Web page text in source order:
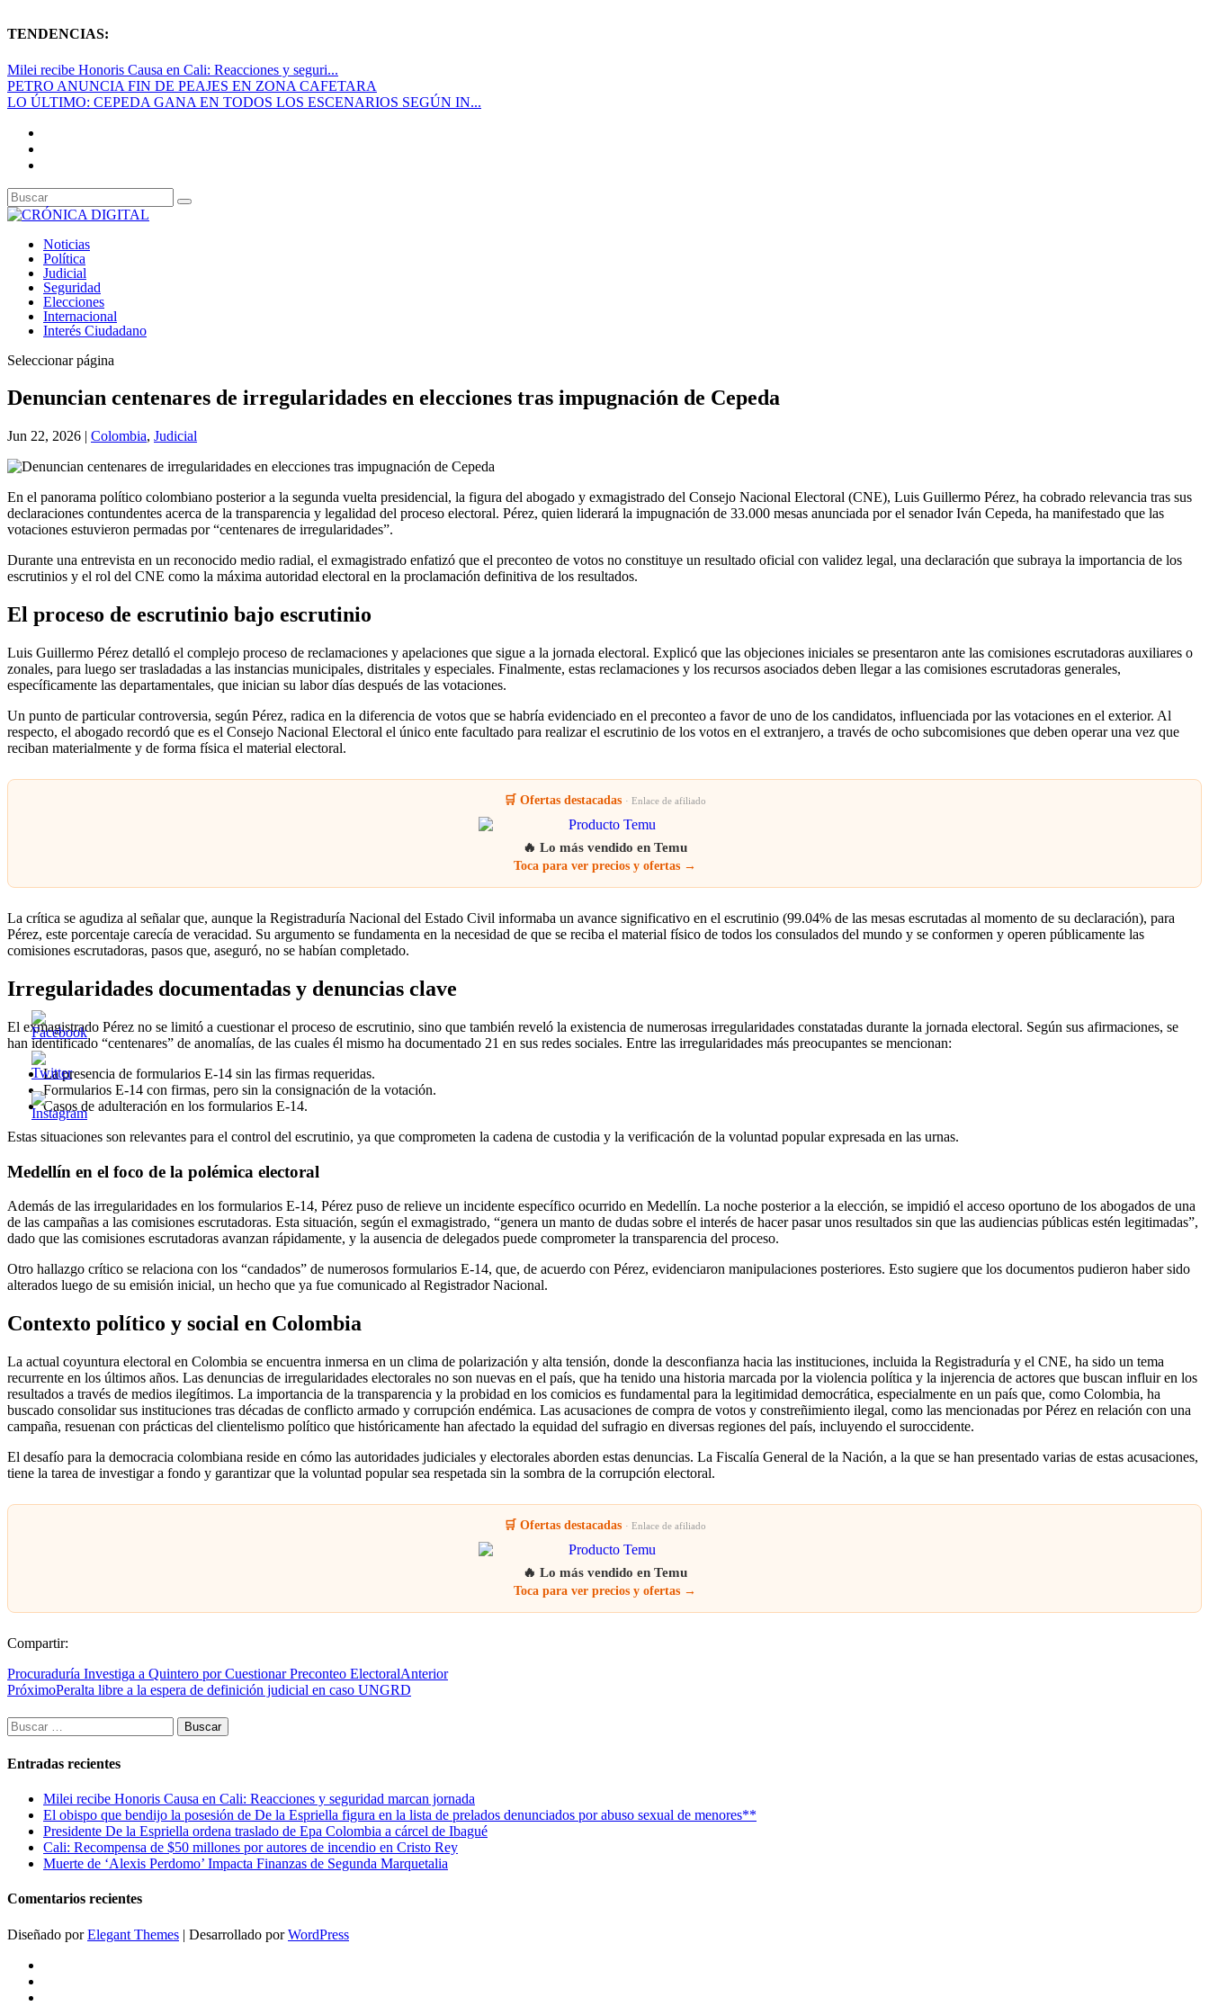
TENDENCIAS:
Milei recibe Honoris Causa en Cali: Reacciones y seguri...
PETRO ANUNCIA FIN DE PEAJES EN ZONA CAFETARA
LO ÚLTIMO: CEPEDA GANA EN TODOS LOS ESCENARIOS SEGÚN IN...
Noticias
Política
Judicial
Seguridad
Elecciones
Internacional
Interés Ciudadano
Seleccionar página
Denuncian centenares de irregularidades en elecciones tras impugnación de Cepeda
Jun 22, 2026 | Colombia, Judicial
En el panorama político colombiano posterior a la segunda vuelta presidencial, la figura del abogado y exmagistrado del Consejo Nacional Electoral (CNE), Luis Guillermo Pérez, ha cobrado relevancia tras sus
declaraciones contundentes acerca de la transparencia y legalidad del proceso electoral. Pérez, quien liderará la impugnación de 33.000 mesas anunciada por el senador Iván Cepeda, ha manifestado que las
votaciones estuvieron permadas por “centenares de irregularidades”.
Durante una entrevista en un reconocido medio radial, el exmagistrado enfatizó que el preconteo de votos no constituye un resultado oficial con validez legal, una declaración que subraya la importancia de los
escrutinios y el rol del CNE como la máxima autoridad electoral en la proclamación definitiva de los resultados.
El proceso de escrutinio bajo escrutinio
Luis Guillermo Pérez detalló el complejo proceso de reclamaciones y apelaciones que sigue a la jornada electoral. Explicó que las objeciones iniciales se presentaron ante las comisiones escrutadoras auxiliares o
zonales, para luego ser trasladadas a las instancias municipales, distritales y especiales. Finalmente, estas reclamaciones y los recursos asociados deben llegar a las comisiones escrutadoras generales,
específicamente las departamentales, que inician su labor días después de las votaciones.
Un punto de particular controversia, según Pérez, radica en la diferencia de votos que se habría evidenciado en el preconteo a favor de uno de los candidatos, influenciada por las votaciones en el exterior. Al
respecto, el abogado recordó que es el Consejo Nacional Electoral el único ente facultado para realizar el escrutinio de los votos en el extranjero, a través de ocho subcomisiones que deben operar una vez que
reciban materialmente y de forma física el material electoral.
🛒 Ofertas destacadas · Enlace de afiliado
🔥 Lo más vendido en Temu
Toca para ver precios y ofertas →
La crítica se agudiza al señalar que, aunque la Registraduría Nacional del Estado Civil informaba un avance significativo en el escrutinio (99.04% de las mesas escrutadas al momento de su declaración), para
Pérez, este porcentaje carecía de veracidad. Su argumento se fundamenta en la necesidad de que se reciba el material físico de todos los consulados del mundo y se conformen y operen públicamente las
comisiones escrutadoras, pasos que, aseguró, no se habían completado.
Irregularidades documentadas y denuncias clave
El exmagistrado Pérez no se limitó a cuestionar el proceso de escrutinio, sino que también reveló la existencia de numerosas irregularidades constatadas durante la jornada electoral. Según sus afirmaciones, se
han identificado “centenares” de anomalías, de las cuales él mismo ha documentado 21 en sus redes sociales. Entre las irregularidades más preocupantes se mencionan:
La presencia de formularios E-14 sin las firmas requeridas.
Formularios E-14 con firmas, pero sin la consignación de la votación.
Casos de adulteración en los formularios E-14.
Estas situaciones son relevantes para el control del escrutinio, ya que comprometen la cadena de custodia y la verificación de la voluntad popular expresada en las urnas.
Medellín en el foco de la polémica electoral
Además de las irregularidades en los formularios E-14, Pérez puso de relieve un incidente específico ocurrido en Medellín. La noche posterior a la elección, se impidió el acceso oportuno de los abogados de una
de las campañas a las comisiones escrutadoras. Esta situación, según el exmagistrado, “genera un manto de dudas sobre el interés de hacer pasar unos resultados sin que las audiencias públicas estén legitimadas”,
dado que las comisiones escrutadoras avanzan rápidamente, y la ausencia de delegados puede comprometer la transparencia del proceso.
Otro hallazgo crítico se relaciona con los “candados” de numerosos formularios E-14, que, de acuerdo con Pérez, evidenciaron manipulaciones posteriores. Esto sugiere que los documentos pudieron haber sido
alterados luego de su emisión inicial, un hecho que ya fue comunicado al Registrador Nacional.
Contexto político y social en Colombia
La actual coyuntura electoral en Colombia se encuentra inmersa en un clima de polarización y alta tensión, donde la desconfianza hacia las instituciones, incluida la Registraduría y el CNE, ha sido un tema
recurrente en los últimos años. Las denuncias de irregularidades electorales no son nuevas en el país, que ha tenido una historia marcada por la violencia política y la injerencia de actores que buscan influir en los
resultados a través de medios ilegítimos. La importancia de la transparencia y la probidad en los comicios es fundamental para la legitimidad democrática, especialmente en un país que, como Colombia, ha
buscado consolidar sus instituciones tras décadas de conflicto armado y corrupción endémica. Las acusaciones de compra de votos y constreñimiento ilegal, como las mencionadas por Pérez en relación con una
campaña, resuenan con prácticas del clientelismo político que históricamente han afectado la equidad del sufragio en diversas regiones del país, incluyendo el suroccidente.
El desafío para la democracia colombiana reside en cómo las autoridades judiciales y electorales aborden estas denuncias. La Fiscalía General de la Nación, a la que se han presentado varias de estas acusaciones,
tiene la tarea de investigar a fondo y garantizar que la voluntad popular sea respetada sin la sombra de la corrupción electoral.
🛒 Ofertas destacadas · Enlace de afiliado
🔥 Lo más vendido en Temu
Toca para ver precios y ofertas →
Compartir:
Procuraduría Investiga a Quintero por Cuestionar Preconteo ElectoralAnterior
PróximoPeralta libre a la espera de definición judicial en caso UNGRD
Buscar:
Entradas recientes
Milei recibe Honoris Causa en Cali: Reacciones y seguridad marcan jornada
El obispo que bendijo la posesión de De la Espriella figura en la lista de prelados denunciados por abuso sexual de menores**
Presidente De la Espriella ordena traslado de Epa Colombia a cárcel de Ibagué
Cali: Recompensa de $50 millones por autores de incendio en Cristo Rey
Muerte de ‘Alexis Perdomo’ Impacta Finanzas de Segunda Marquetalia
Comentarios recientes
Diseñado porElegant Themes | Desarrollado porWordPress